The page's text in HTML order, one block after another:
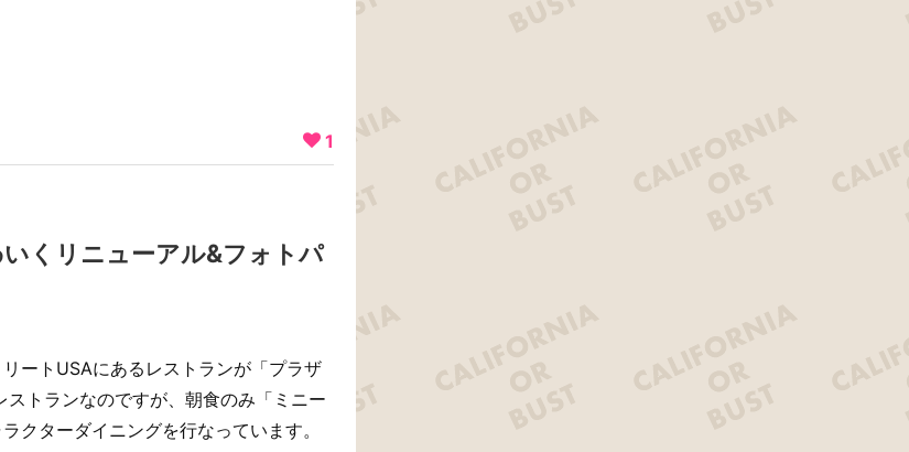
1
くリニューアル&フォトパ
ートUSAにあるレストランが「プラザ
トランなのですが、朝食のみ「ミニー
クターダイニングを行なっています。